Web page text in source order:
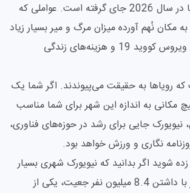
بهترین شهرهای دنیا در سال 2026 جای گرفته است. عواملی که
مکان نُهم آورده میزان مرگ و میر بسیار زیاد
حاصل از همه گیری ویروس کووید 19 و هزینه‌های زندگی
رویاها به حقیقت می‌پیوندند. اگر شما یک
مکانی به اندازه این شهر برای شما مناسب
نیویورک جایی برای رشد در حوزه‌های فناوری،
نگاری و ورزش خواهد بود.
اگر بدانید که نیویورک شهری بسیار
امن است. این شهر با داشتن 8.4 میلیون نفر جعیت، یکی از